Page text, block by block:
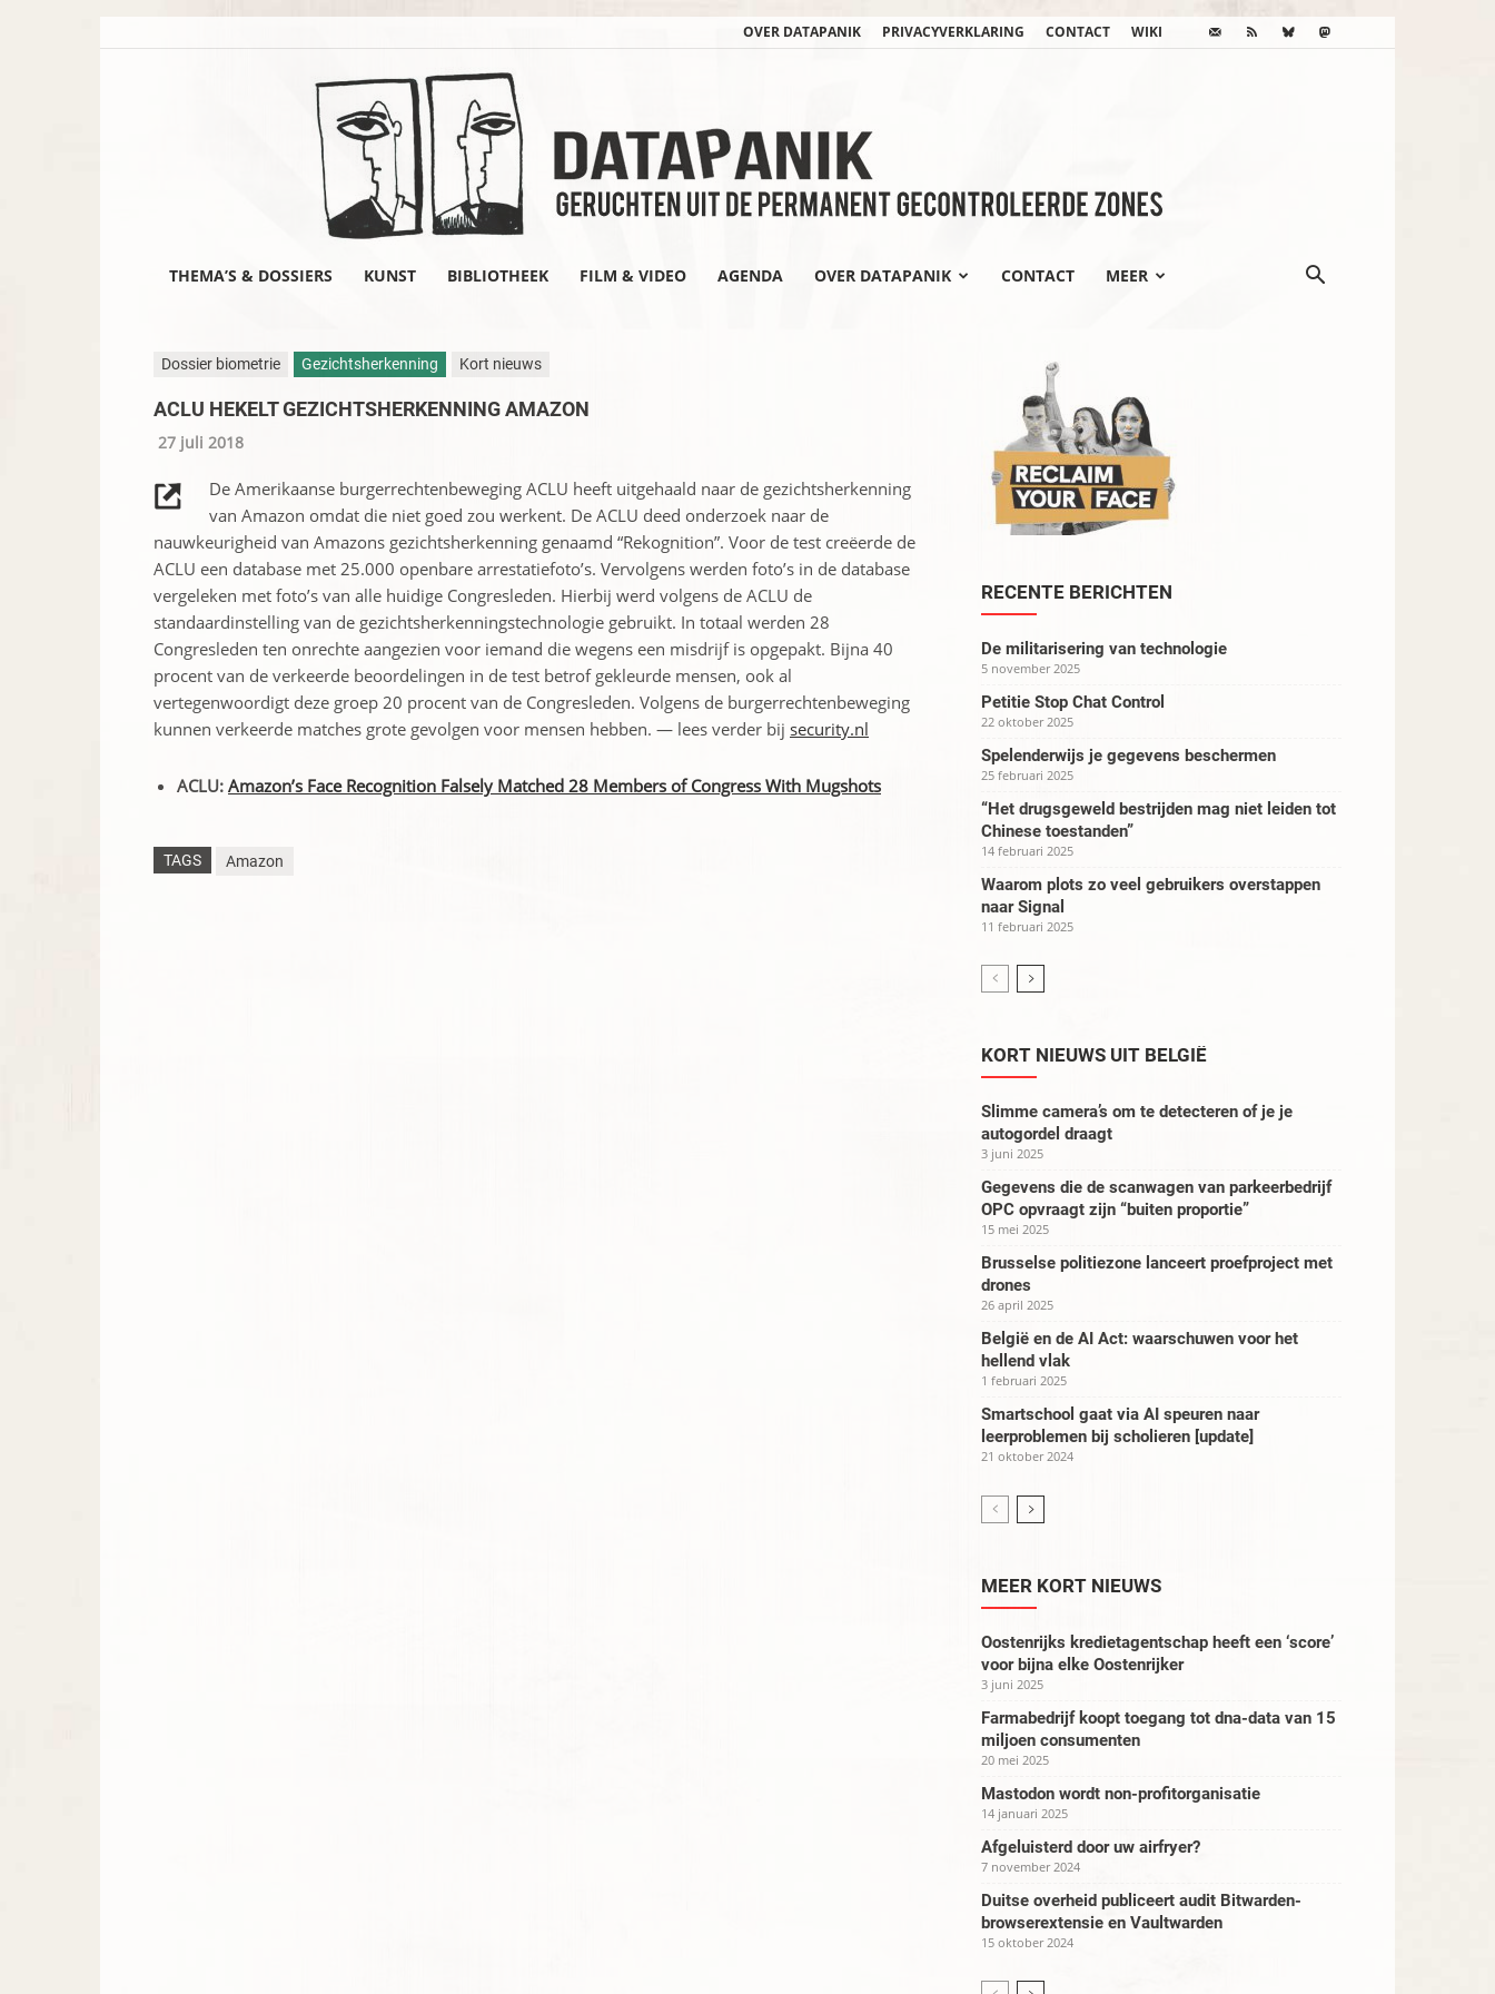
OVER DATAPANIK PRIVACYVERKLARING CONTACT WIKI
THEMA’S & DOSSIERS KUNST BIBLIOTHEEK FILM & VIDEO AGENDA OVER DATAPANIK CONTACT MEER
Dossier biometrie Gezichtsherkenning Kort nieuws
ACLU HEKELT GEZICHTSHERKENNING AMAZON
27 juli 2018
De Amerikaanse burgerrechtenbeweging ACLU heeft uitgehaald naar de gezichtsherkenning
van Amazon omdat die niet goed zou werkent. De ACLU deed onderzoek naar de
nauwkeurigheid van Amazons gezichtsherkenning genaamd “Rekognition”. Voor de test creëerde de
ACLU een database met 25.000 openbare arrestatiefoto’s. Vervolgens werden foto’s in de database
vergeleken met foto’s van alle huidige Congresleden. Hierbij werd volgens de ACLU de
standaardinstelling van de gezichtsherkenningstechnologie gebruikt. In totaal werden 28
Congresleden ten onrechte aangezien voor iemand die wegens een misdrijf is opgepakt. Bijna 40
procent van de verkeerde beoordelingen in de test betrof gekleurde mensen, ook al
vertegenwoordigt deze groep 20 procent van de Congresleden. Volgens de burgerrechtenbeweging
kunnen verkeerde matches grote gevolgen voor mensen hebben. — lees verder bij security.nl
ACLU: Amazon’s Face Recognition Falsely Matched 28 Members of Congress With Mugshots
TAGS Amazon
RECENTE BERICHTEN
De militarisering van technologie
5 november 2025
Petitie Stop Chat Control
22 oktober 2025
Spelenderwijs je gegevens beschermen
25 februari 2025
“Het drugsgeweld bestrijden mag niet leiden tot
Chinese toestanden”
14 februari 2025
Waarom plots zo veel gebruikers overstappen
naar Signal
11 februari 2025
KORT NIEUWS UIT BELGIË
Slimme camera’s om te detecteren of je je
autogordel draagt
3 juni 2025
Gegevens die de scanwagen van parkeerbedrijf
OPC opvraagt zijn “buiten proportie”
15 mei 2025
Brusselse politiezone lanceert proefproject met
drones
26 april 2025
België en de AI Act: waarschuwen voor het
hellend vlak
1 februari 2025
Smartschool gaat via AI speuren naar
leerproblemen bij scholieren [update]
21 oktober 2024
MEER KORT NIEUWS
Oostenrijks kredietagentschap heeft een ‘score’
voor bijna elke Oostenrijker
3 juni 2025
Farmabedrijf koopt toegang tot dna-data van 15
miljoen consumenten
20 mei 2025
Mastodon wordt non-profitorganisatie
14 januari 2025
Afgeluisterd door uw airfryer?
7 november 2024
Duitse overheid publiceert audit Bitwarden-
browserextensie en Vaultwarden
15 oktober 2024